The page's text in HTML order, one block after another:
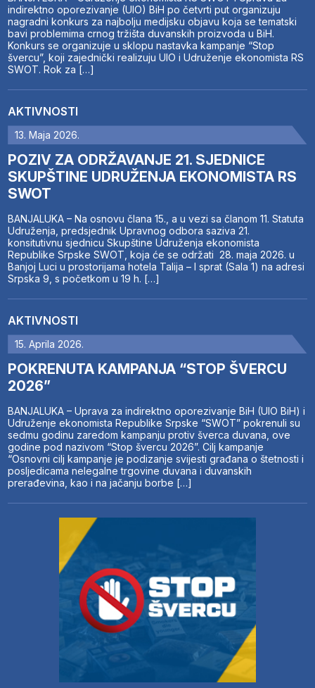
indirektno oporezivanje (UIO) BiH po četvrti put organizuju
nagradni konkurs za najbolju medijsku objavu koja se tematski
bavi problemima crnog tržišta duvanskih proizvoda u BiH.
Konkurs se organizuje u sklopu nastavka kampanje “Stop
švercu”, koji zajednički realizuju UIO i Udruženje ekonomista RS
SWOT. Rok za […]
AKTIVNOSTI
13. Maja 2026.
POZIV ZA ODRŽAVANJE 21. SJEDNICE
SKUPŠTINE UDRUŽENJA EKONOMISTA RS
SWOT
BANJALUKA – Na osnovu člana 15., a u vezi sa članom 11. Statuta
Udruženja, predsjednik Upravnog odbora saziva 21.
konsitutivnu sjednicu Skupštine Udruženja ekonomista
Republike Srpske SWOT, koja će se održati 28. maja 2026. u
Banjoj Luci u prostorijama hotela Talija – I sprat (Sala 1) na adresi
Srpska 9, s početkom u 19 h. […]
AKTIVNOSTI
15. Aprila 2026.
POKRENUTA KAMPANJA “STOP ŠVERCU
2026”
BANJALUKA – Uprava za indirektno oporezivanje BiH (UIO BiH) i
Udruženje ekonomista Republike Srpske “SWOT” pokrenuli su
sedmu godinu zaredom kampanju protiv šverca duvana, ove
godine pod nazivom “Stop švercu 2026”. Cilj kampanje
“Osnovni cilj kampanje je podizanje svijesti građana o štetnosti i
posljedicama nelegalne trgovine duvana i duvanskih
prerađevina, kao i na jačanju borbe […]